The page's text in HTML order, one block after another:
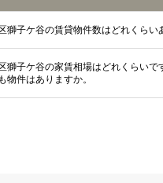
獅子ケ谷の賃貸物件数はどれくらい
獅子ケ谷の家賃相場はどれくらいで
物件はありますか。